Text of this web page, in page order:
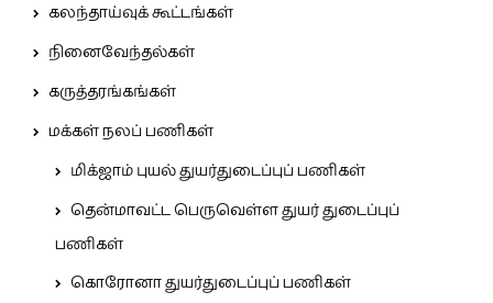
கலந்தாய்வுக் கூட்டங்கள்
நினைவேந்தல்கள்
கருத்தரங்கங்கள்
மக்கள் நலப் பணிகள்
மிக்ஜாம் புயல் துயர்துடைப்புப் பணிகள்
தென்மாவட்ட பெருவெள்ள துயர் துடைப்புப்
பணிகள்
கொரோனா துயர்துடைப்புப் பணிகள்